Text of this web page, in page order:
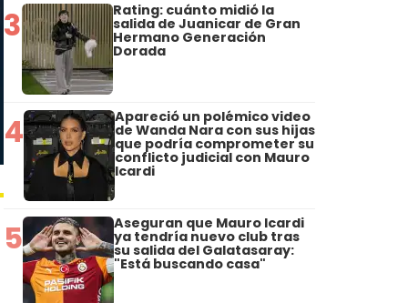
3 Rating: cuánto midió la
salida de Juanicar de Gran
Hermano Generación
Dorada
4 Apareció un polémico video
de Wanda Nara con sus hijas
que podría comprometer su
conflicto judicial con Mauro
Icardi
5 Aseguran que Mauro Icardi
ya tendría nuevo club tras
su salida del Galatasaray:
"Está buscando casa"